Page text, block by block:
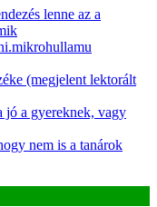
lenne az a
(megjelent lektorált
jó a gyereknek, vagy
nem is a tanárok